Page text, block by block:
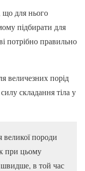
для нього
підбирати для
потрібно правильно
величезних порід
складання тіла у
породи
при цьому
швидше, в той час